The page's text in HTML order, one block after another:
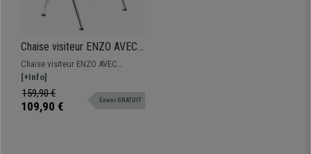
Chaise visiteur ENZO AVEC
ACCOUDOIRS, Commode et
Pratique, Empilable, Beige
Chaise visiteur ENZO AVEC
ACCOUDOIRS, design
spectaculaire pour donner une
touche moderne aux salles
[+Info]
159,90 €
109,90 € Envoi GRATUIT